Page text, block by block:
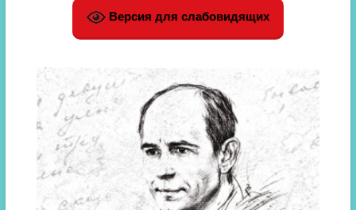
Версия для слабовидящих